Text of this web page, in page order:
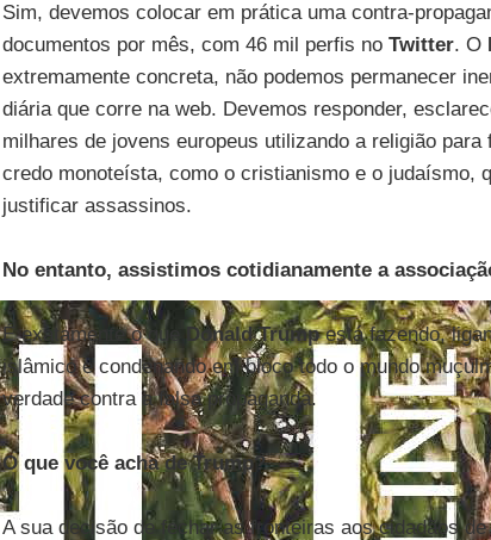
Sim, devemos colocar em prática uma contra-
documentos por mês, com 46 mil perfis no Twitter. O
extremamente concreta, não podemos permanecer
diária que corre na web. Devemos responder,
milhares de jovens europeus utilizando a religião
credo monoteísta, como o cristianismo e o judaísmo,
justificar assassinos.
No entanto, assistimos cotidianamente a
É exatamente o que Donald Trumpestá fazendo,
islâmico e condenando em bloco todo o mundo
verdade contra a falsa propaganda.
O que você acha de Trump?
A sua decisão de fechar as fronteiras aos cidadãos